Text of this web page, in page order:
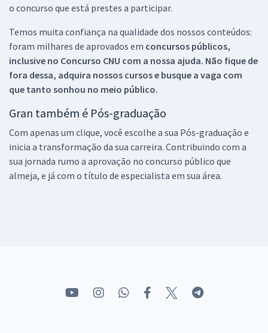
o concurso que está prestes a participar.
Temos muita confiança na qualidade dos nossos conteúdos:
foram milhares de aprovados em concursos públicos,
inclusive no Concurso CNU com a nossa ajuda. Não fique de
fora dessa, adquira nossos cursos e busque a vaga com
que tanto sonhou no meio público.
Gran também é Pós-graduação
Com apenas um clique, você escolhe a sua Pós-graduação e
inicia a transformação da sua carreira. Contribuindo com a
sua jornada rumo a aprovação no concurso público que
almeja, e já com o título de especialista em sua área.